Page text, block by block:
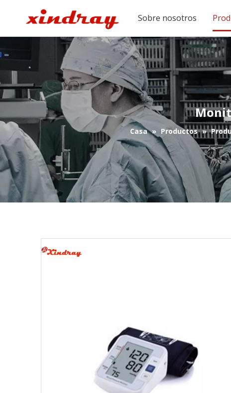
Sobre nosotros
Casa » Productos »